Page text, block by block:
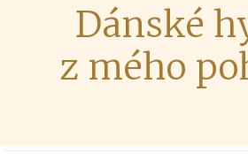
Dánské
z mého